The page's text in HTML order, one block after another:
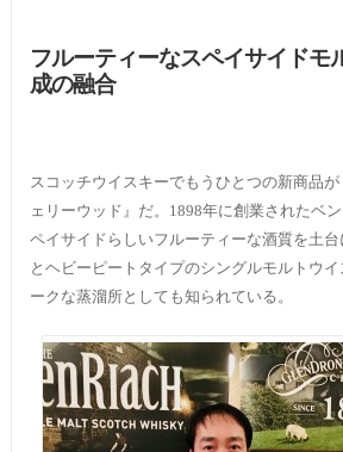
フルーティーなスペイサイドモ
成の融合
スコッチウイスキーでもうひとつの新商品
ェリーウッド』だ。1898年に創業されたベ
ペイサイドらしいフルーティーな酒質を土
とヘビーピートタイプのシングルモルトウ
ークな蒸溜所としても知られている。